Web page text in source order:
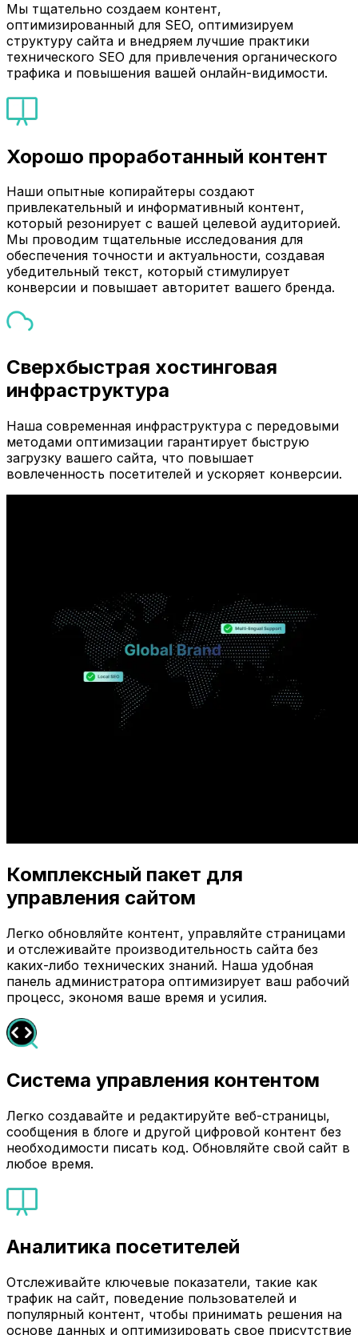
Мы тщательно создаем контент,
оптимизированный для SEO, оптимизируем
структуру сайта и внедряем лучшие практики
технического SEO для привлечения органического
трафика и повышения вашей онлайн-видимости.
Хорошо проработанный контент
Наши опытные копирайтеры создают
привлекательный и информативный контент,
который резонирует с вашей целевой аудиторией.
Мы проводим тщательные исследования для
обеспечения точности и актуальности, создавая
убедительный текст, который стимулирует
конверсии и повышает авторитет вашего бренда.
Сверхбыстрая хостинговая
инфраструктура
Наша современная инфраструктура с передовыми
методами оптимизации гарантирует быструю
загрузку вашего сайта, что повышает
вовлеченность посетителей и ускоряет конверсии.
Комплексный пакет для
управления сайтом
Легко обновляйте контент, управляйте страницами
и отслеживайте производительность сайта без
каких-либо технических знаний. Наша удобная
панель администратора оптимизирует ваш рабочий
процесс, экономя ваше время и усилия.
Система управления контентом
Легко создавайте и редактируйте веб-страницы,
сообщения в блоге и другой цифровой контент без
необходимости писать код. Обновляйте свой сайт в
любое время.
Аналитика посетителей
Отслеживайте ключевые показатели, такие как
трафик на сайт, поведение пользователей и
популярный контент, чтобы принимать решения на
основе данных и оптимизировать свое присутствие